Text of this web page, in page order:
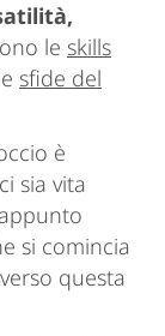
le skills
sfide del
è
sia vita
si comincia
questa